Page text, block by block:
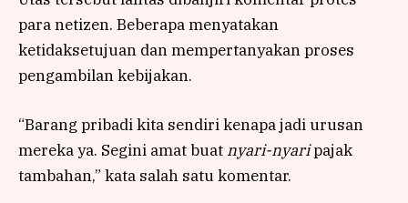
para netizen. Beberapa menyatakan
ketidaksetujuan dan mempertanyakan proses
pengambilan kebijakan.
“Barang pribadi kita sendiri kenapa jadi urusan
mereka ya. Segini amat buat nyari-nyaripajak
tambahan,” kata salah satu komentar.